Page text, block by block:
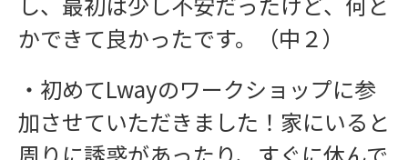
かできて良かったです。（中２）
・初めてLwayのワークショップに参
加させていただきました！家にいると